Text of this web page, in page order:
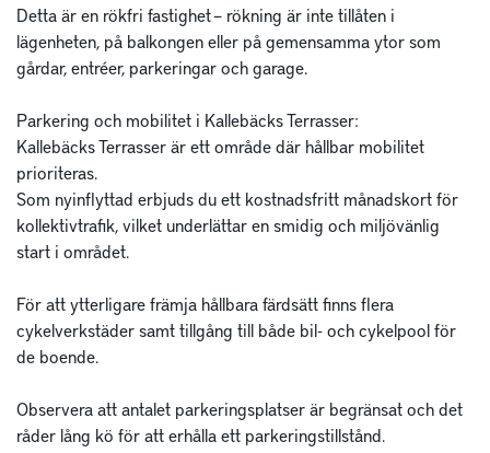
Detta är en rökfri fastighet – rökning är inte tillåten i
lägenheten, på balkongen eller på gemensamma ytor som
gårdar, entréer, parkeringar och garage.
Parkering och mobilitet i Kallebäcks Terrasser:
Kallebäcks Terrasser är ett område där hållbar mobilitet
prioriteras.
Som nyinflyttad erbjuds du ett kostnadsfritt månadskort för
kollektivtrafik, vilket underlättar en smidig och miljövänlig
start i området.
För att ytterligare främja hållbara färdsätt finns flera
cykelverkstäder samt tillgång till både bil- och cykelpool för
de boende.
Observera att antalet parkeringsplatser är begränsat och det
råder lång kö för att erhålla ett parkeringstillstånd.